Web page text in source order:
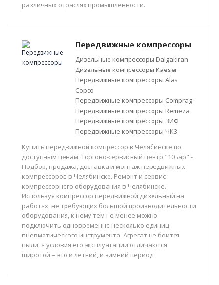
различных отраслях промышленности.
Передвижные компрессоры
Дизельные компрессоры Dalgakiran
Дизельные компрессоры Kaeser
Передвижные компрессоры Alas
Copco
Передвижные компрессоры Comprag
Передвижные компрессоры Remeza
Передвижные компрессоры ЗИФ
Передвижные компрессоры ЧКЗ
Купить передвижной компрессор в Челябинске по
доступным ценам. Торгово-сервисный центр "10Бар" -
Подбор, продажа, доставка и монтаж передвижных
компрессоров в Челябинске. Ремонт и сервис
компрессорного оборудования в Челябинске.
Используя компрессор передвижной дизельный на
работах, не требующих большой производительности
оборудования, к нему тем не менее можно
подключить одновременно несколько единиц
пневматического инструмента. Агрегат не боится
пыли, а условия его эксплуатации отличаются
широтой – это и летний, и зимний период.